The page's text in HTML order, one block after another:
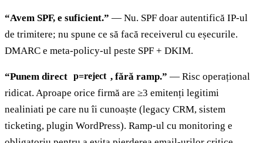
“Avem SPF, e suficient.” — Nu. SPF doar autentifică IP-ul
de trimitere; nu spune ce să facă receiverul cu eșecurile.
DMARC e meta-policy-ul peste SPF + DKIM.
“Punem direct p=reject , fără ramp.” — Risc operațional
ridicat. Aproape orice firmă are ≥3 emitenți legitimi
nealiniati pe care nu îi cunoaște (legacy CRM, sistem
ticketing, plugin WordPress). Ramp-ul cu monitoring e